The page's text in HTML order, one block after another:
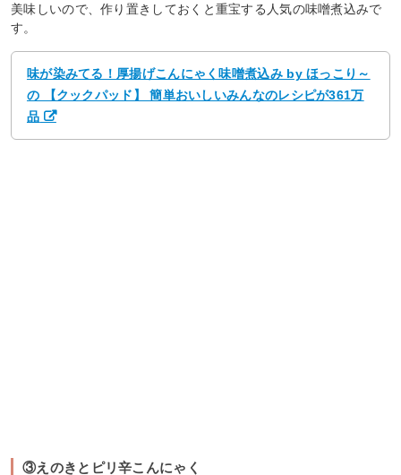
美味しいので、作り置きしておくと重宝する人気の味噌煮込みで
す。
味が染みてる！厚揚げこんにゃく味噌煮込み by ほっこり～
の 【クックパッド】 簡単おいしいみんなのレシピが361万
品
③えのきとピリ辛こんにゃく